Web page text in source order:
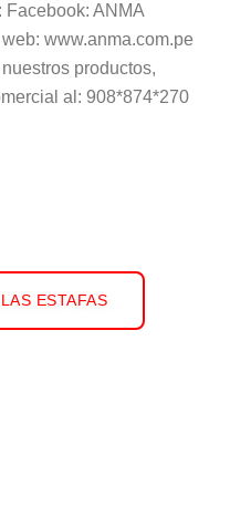
Facebook: ANMA
www.anma.com.pe
productos,
al: 908*874*270
ESTAFAS